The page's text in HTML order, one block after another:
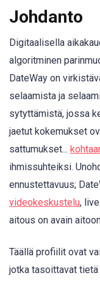
Johdanto
Digitaalisella
algoritminen
DateWay on
selaamista ja
sytyttämistä, jossa
jaetut kokemukset
sattumukset...
ihmissuhteiksi.
ennustettavuus;
videokeskustelu,
aitous on avain
Täällä profiilit ovat
jotka tasoittavat